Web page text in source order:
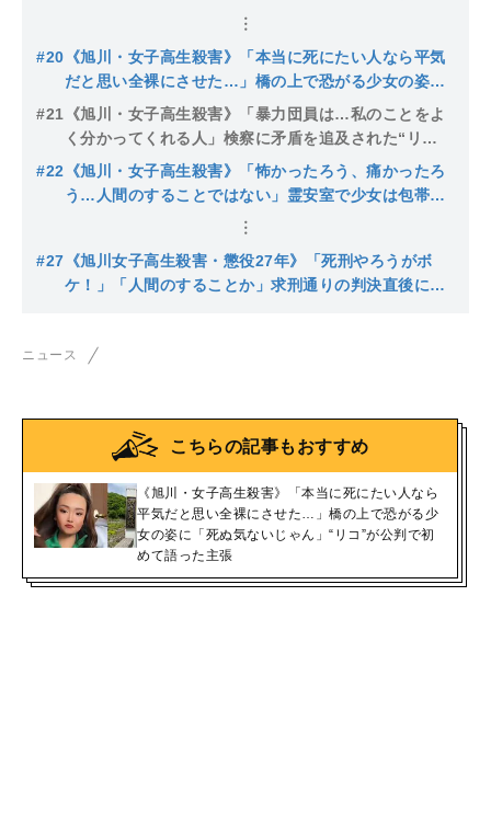
は派手やんちゃ系「昔から陰湿なイジメ」「連日飲み歩
#20 《旭川・女子高生殺害》「本当に死にたい人なら平気
だと思い全裸にさせた…」橋の上で恐がる少女の姿に
「死ぬ気ないじゃん」“リコ”が公判で初めて語った主
張
#21 《旭川・女子高生殺害》「暴力団員は…私のことをよ
く分かってくれる人」検察に矛盾を追及された“リ
コ”は黙りこんだ後…「殺意があったと言われるのは当
然だと思います」
#22 《旭川・女子高生殺害》「怖かったろう、痛かったろ
う…人間のすることではない」霊安室で少女は包帯グ
ルグル巻きで両親は顔も見れず…父は「同じ目に遭わ
#27 《旭川女子高生殺害・懲役27年》「死刑やろうがボ
ケ！」「人間のすることか」求刑通りの判決直後に男
ニュース
こちらの記事もおすすめ
《旭川・女子高生殺害》「本当に死にたい人なら
平気だと思い全裸にさせた…」橋の上で恐がる少
女の姿に「死ぬ気ないじゃん」“リコ”が公判で初
めて語った主張